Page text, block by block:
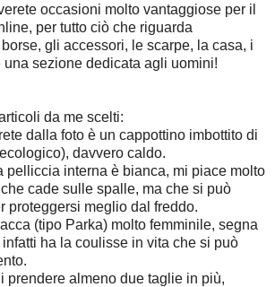
occasioni molto vantaggiose per il
per tutto ciò che riguarda
gli accessori, le scarpe, la casa, i
sezione dedicata agli uomini!
da me scelti:
dalla foto è un cappottino imbottito di
davvero caldo.
pelliccia interna è bianca, mi piace molto
cade sulle spalle, ma che si può
proteggersi meglio dal freddo.
(tipo Parka) molto femminile, segna
ha la coulisse in vita che si può
prendere almeno due taglie in più,